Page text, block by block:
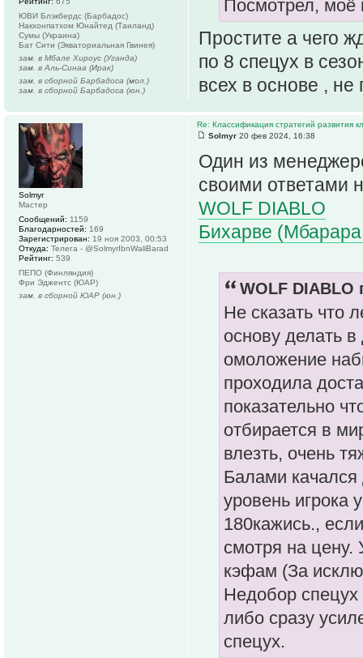
Посмотрел, моё
Простите а чего
по 8 спецух в
всех в основе , не
ЮВИ Блэкбердс (Барбадос)
Накхонпатхом Юнайтед (Таиланд)
Сумы (Украина)
Бат Сити (Экваториальная Гвинея)
зам. в Мбале Хироус (Уганда)
зам. в Аль-Синаа (Ирак)
зам. в сборной Барбадоса (мол.)
зам. в сборной Барбадоса (юн.)
Re: Классификация стратегий развития
Solmyr 20 фев 2024, 16:38
Один из
своими ответами
WOLF DIABLO
Бихарве
WOLF DIABLO
Не сказать что
основу делать
омоложение
проходила
показательно
отбирается в
влезть, очень
Балами
уровень игрока
180кажись.,
смотря на
кэфам (За
Недобор
либо сразу
спецух.
Solmyr
Мастер
Сообщений: 1159
Благодарностей: 169
Зарегистрирован: 19 ноя 2003, 00:53
Откуда: Телега - @SolmyrIbnWaliBarad
Рейтинг: 539
ПЕПО (Финляндия)
Фри Эджентс (ЮАР)
зам. в сборной ЮАР (юн.)